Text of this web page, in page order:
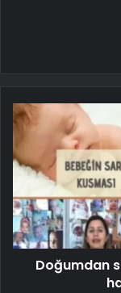
Doğumdan